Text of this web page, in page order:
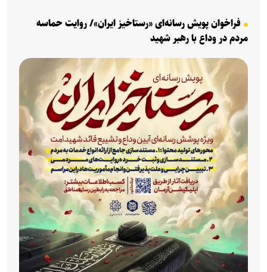
فراخوان پویش رسانه‌ای «رستاخیز ایران»/ روایت حماسه
مردم در وداع با رهبر شهید